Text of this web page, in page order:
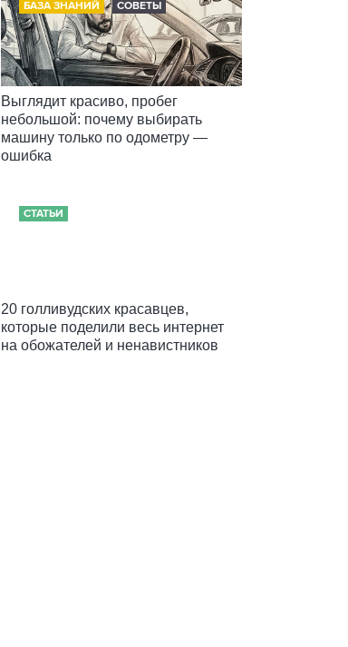
БАЗА ЗНАНИЙ СОВЕТЫ
Выглядит красиво, пробег
небольшой: почему выбирать
машину только по одометру —
ошибка
СТАТЬИ
20 голливудских красавцев,
которые поделили весь интернет
на обожателей и ненавистников